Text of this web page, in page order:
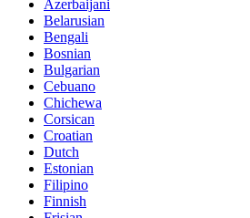
Azerbaijani
Belarusian
Bengali
Bosnian
Bulgarian
Cebuano
Chichewa
Corsican
Croatian
Dutch
Estonian
Filipino
Finnish